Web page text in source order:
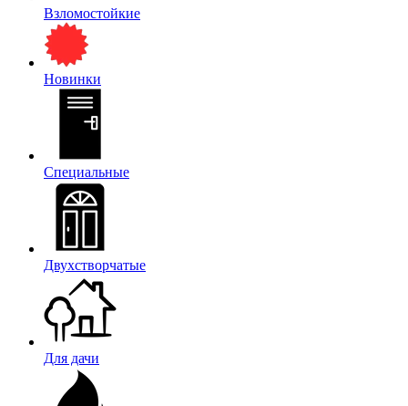
Взломостойкие
Новинки
Специальные
Двухстворчатые
Для дачи